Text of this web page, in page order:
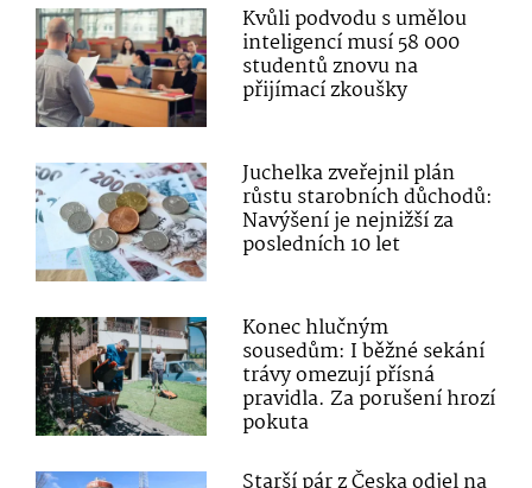
Kvůli podvodu s umělou
inteligencí musí 58 000
studentů znovu na
přijímací zkoušky
Juchelka zveřejnil plán
růstu starobních důchodů:
Navýšení je nejnižší za
posledních 10 let
Konec hlučným
sousedům: I běžné sekání
trávy omezují přísná
pravidla. Za porušení hrozí
pokuta